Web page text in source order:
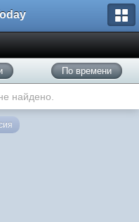
По времени
найдено.